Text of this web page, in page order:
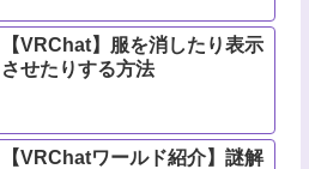
【VRChat】服を消したり表示
させたりする方法
【VRChatワールド紹介】謎解